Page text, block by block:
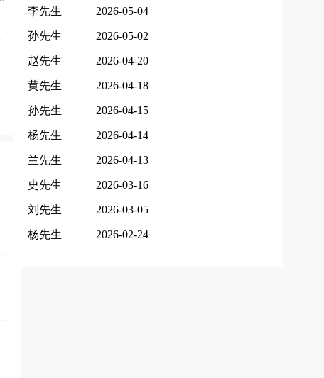
李先生 2026-05-04
孙先生 2026-05-02
赵先生 2026-04-20
黄先生 2026-04-18
孙先生 2026-04-15
杨先生 2026-04-14
兰先生 2026-04-13
史先生 2026-03-16
刘先生 2026-03-05
杨先生 2026-02-24